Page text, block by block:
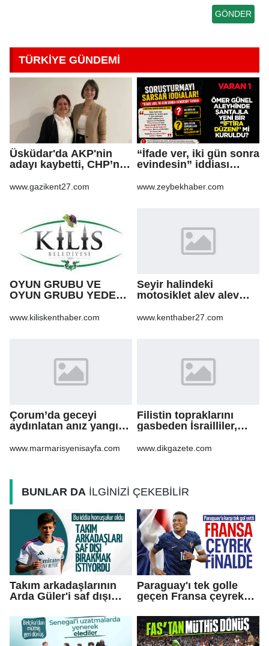
TÜRKİYE GÜNDEMİ
Üsküdar'da AKP'nin
adayı kaybetti, CHP’nin
Çetinkaya Başkan
www.gazikent27.com
“İfade ver, iki gün sonra
evindesin” iddiası
sarsabilir
www.zeybekhaber.com
OYUN GRUBU VE
OYUN GRUBU YEDEK
www.kiliskenthaber.com
Seyir halindeki
motosiklet alev alev
www.kenthaber27.com
Çorum’da geceyi
aydınlatan anız yangını
www.marmarisyenisayfa.com
Filistin topraklarını
gasbeden İsrailliler,
Şeria’daki saldırılarını
www.dikgazete.com
BUNLAR DA İLGİNİZİ ÇEKEBİLİR
Takım arkadaşlarının
Arda Güler'i saf dışı
iddiası!
Paraguay'ı tek golle
geçen Fransa çeyrek